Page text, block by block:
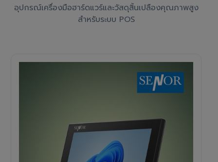
อุปกรณ์เครื่องมือฮาร์ดแวร์และวัสดุสิ้นเปลืองคุณภาพสูง
สำหรับระบบ POS